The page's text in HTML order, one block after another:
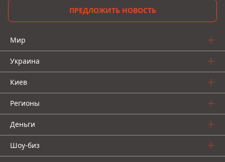
ПРЕДЛОЖИТЬ НОВОСТЬ
Мир
Украина
Киев
Регионы
Деньги
Шоу-биз